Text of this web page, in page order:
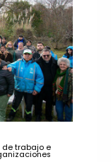
de trabajo e